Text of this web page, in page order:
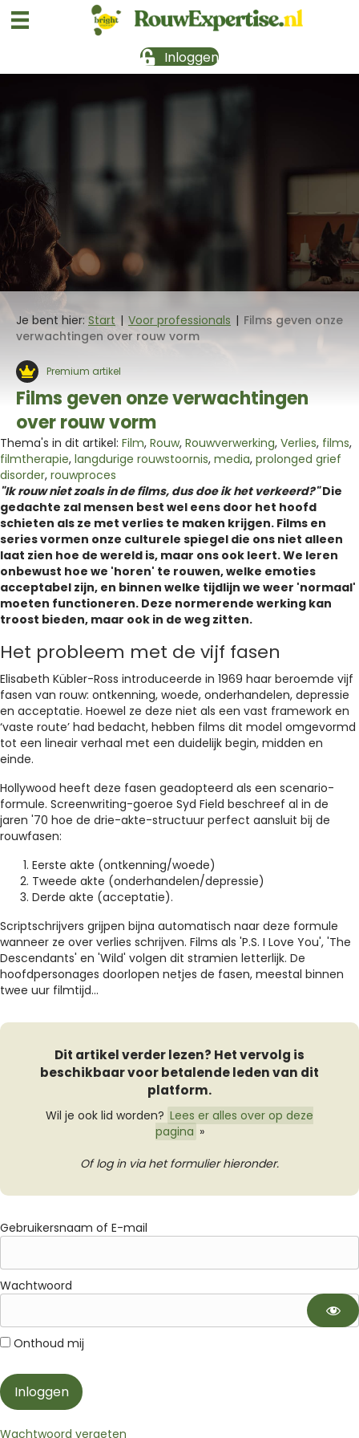
Inloggen
Je bent hier: Start | Voor professionals | Films geven onze
verwachtingen over rouw vorm
Premium artikel
Films geven onze verwachtingen
over rouw vorm
Thema's in dit artikel: Film, Rouw, Rouwverwerking, Verlies, films,
filmtherapie, langdurige rouwstoornis, media, prolonged grief
disorder, rouwproces
"Ik rouw niet zoals in de films, dus doe ik het verkeerd?"Die
gedachte zal mensen best wel eens door het hoofd
schieten als ze met verlies te maken krijgen. Films en
series vormen onze culturele spiegel die ons niet alleen
laat zien hoe de wereld is, maar ons ook leert. We leren
onbewust hoe we 'horen' te rouwen, welke emoties
acceptabel zijn, en binnen welke tijdlijn we weer 'normaal'
moeten functioneren. Deze normerende werking kan
troost bieden, maar ook in de weg zitten.
Het probleem met de vijf fasen
Elisabeth Kübler-Ross introduceerde in 1969 haar beroemde vijf
fasen van rouw: ontkenning, woede, onderhandelen, depressie
en acceptatie. Hoewel ze deze niet als een vast framework en
‘vaste route’ had bedacht, hebben films dit model omgevormd
tot een lineair verhaal met een duidelijk begin, midden en
einde.
Hollywood heeft deze fasen geadopteerd als een scenario-
formule. Screenwriting-goeroe Syd Field beschreef al in de
jaren '70 hoe de drie-akte-structuur perfect aansluit bij de
rouwfasen:
Eerste akte (ontkenning/woede)
Tweede akte (onderhandelen/depressie)
Derde akte (acceptatie).
Scriptschrijvers grijpen bijna automatisch naar deze formule
wanneer ze over verlies schrijven. Films als 'P.S. I Love You', 'The
Descendants' en 'Wild' volgen dit stramien letterlijk. De
hoofdpersonages doorlopen netjes de fasen, meestal binnen
twee uur filmtijd...
Dit artikel verder lezen? Het vervolg is
beschikbaar voor betalende leden van dit
platform.
Wil je ook lid worden? Lees er alles over op deze
pagina »
Of log in via het formulier hieronder.
Gebruikersnaam of E-mail
Wachtwoord
Onthoud mij
Wachtwoord vergeten